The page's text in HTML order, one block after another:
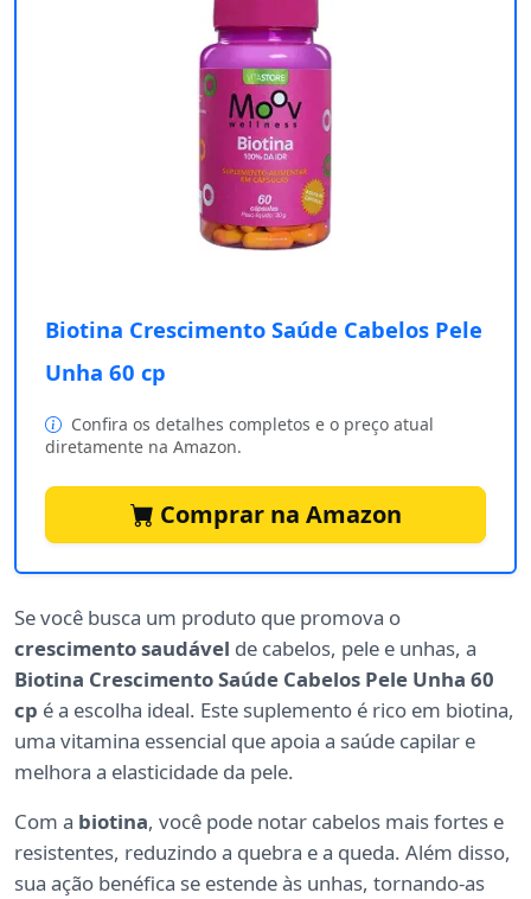
Biotina Crescimento Saúde Cabelos Pele
Unha 60 cp
Confira os detalhes completos e o preço atual
diretamente na Amazon.
Comprar na Amazon
Se você busca um produto que promova o
crescimento saudável de cabelos, pele e unhas, a
Biotina Crescimento Saúde Cabelos Pele Unha 60
cp é a escolha ideal. Este suplemento é rico em biotina,
uma vitamina essencial que apoia a saúde capilar e
melhora a elasticidade da pele.
Com a biotina, você pode notar cabelos mais fortes e
resistentes, reduzindo a quebra e a queda. Além disso,
sua ação benéfica se estende às unhas, tornando-as